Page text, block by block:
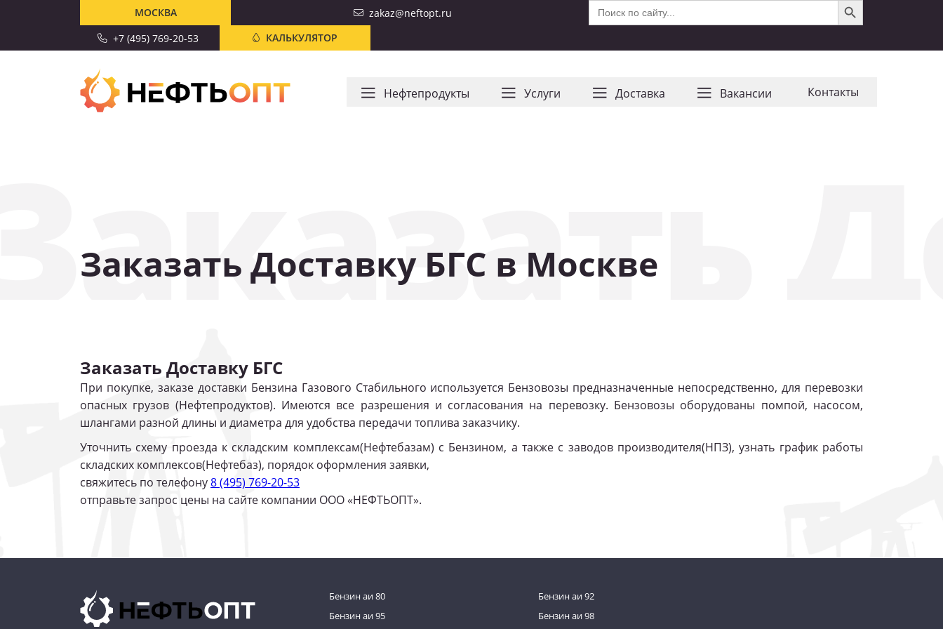
МОСКВА zakaz@neftopt.ru Search
for:
+7 (495) 769-20-53 КАЛЬКУЛЯТОР
Нефтепродукты Услуги Доставка Ваканcии Контакты
Заказать Доставку БГС в Москве
Заказать Доставку БГС
При покупке, заказе доставки Бензина Газового Стабильного используется Бензовозы предназначенные непосредственно, для перевозки
опасных грузов (Нефтепродуктов). Имеются все разрешения и согласования на перевозку. Бензовозы оборудованы помпой, насосом,
шлангами разной длины и диаметра для удобства передачи топлива заказчику.
Уточнить схему проезда к складским комплексам(Нефтебазам) с Бензином, а также с заводов производителя(НПЗ), узнать график работы
складских комплексов(Нефтебаз), порядок оформления заявки,
свяжитесь по телефону8 (495) 769-20-53
отправьте запрос цены на сайте компании ООО «НЕФТЬОПТ».
Бензин аи 80
Бензин аи 92
Бензин аи 95
Бензин аи 98